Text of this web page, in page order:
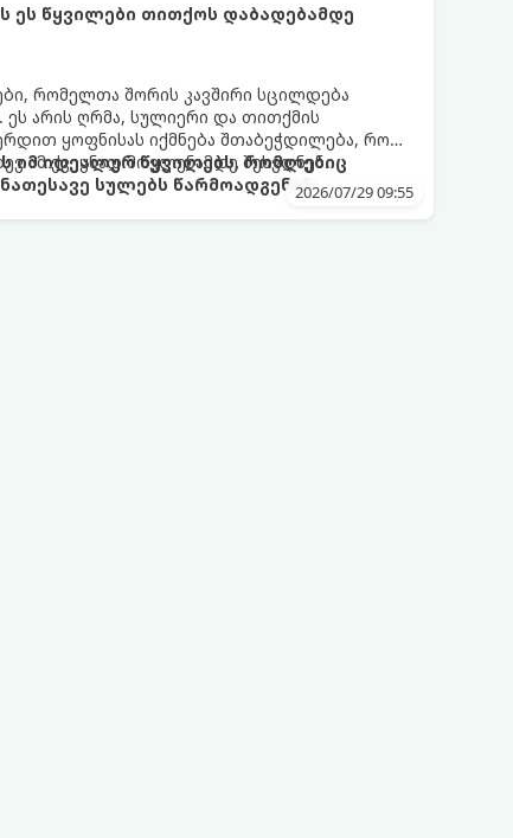
ეს წყვილები თითქოს დაბადებამდე
რომელთა შორის კავშირი სცილდება
ეს არის ღრმა, სულიერი და თითქმის
ყოფნისას იქმნება შთაბეჭდილება, რომ
ამ ქვეყნად მოვლენამდე შეხვდნენ.
იმ იდეალურ წყვილებს, რომლებიც
სულებს წარმოადგენენ:2026/07/29 09:55